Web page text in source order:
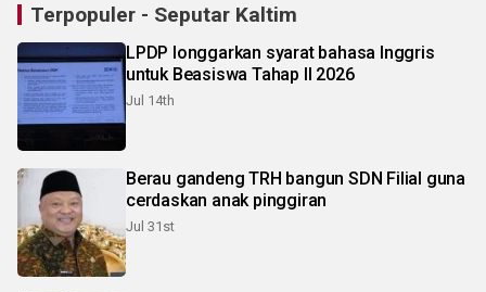
Terpopuler - Seputar Kaltim
LPDP longgarkan syarat bahasa Inggris
untuk Beasiswa Tahap II 2026
Jul 14th
Berau gandeng TRH bangun SDN Filial guna
cerdaskan anak pinggiran
Jul 31st